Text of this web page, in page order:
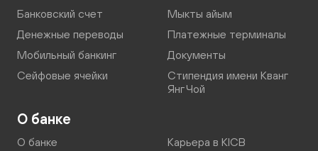
Банковский счет
Денежные переводы
Мобильный банкинг
Сейфовые ячейки
Мыкты айым
Платежные терминалы
Документы
Стипендия имени Кванг
Янг Чой
О банке
О банке
Карьера в KICB